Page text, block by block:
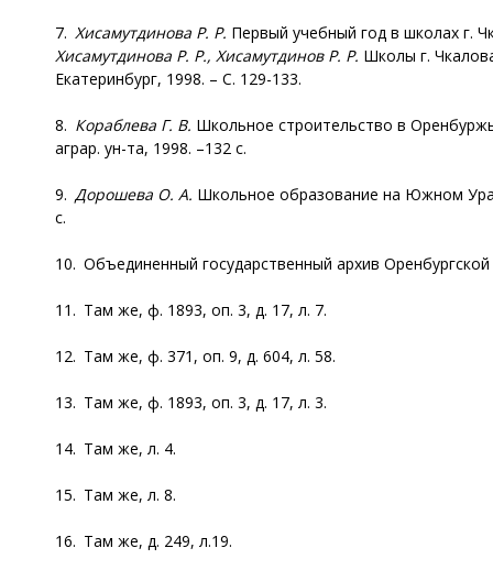
7. Хисамутдинова Р. Р. Первый учебный год в школах г.
Хисамутдинова Р. Р., Хисамутдинов Р. Р. Школы г.
Екатеринбург, 1998. – С. 129-133.
8. Кораблева Г. В. Школьное строительство в
аграр. ун-та, 1998. –132 с.
9. Дорошева О. А. Школьное образование на Южном
с.
10. Объединенный государственный архив
11. Там же, ф. 1893, оп. 3, д. 17, л. 7.
12. Там же, ф. 371, оп. 9, д. 604, л. 58.
13. Там же, ф. 1893, оп. 3, д. 17, л. 3.
14. Там же, л. 4.
15. Там же, л. 8.
16. Там же, д. 249, л.19.